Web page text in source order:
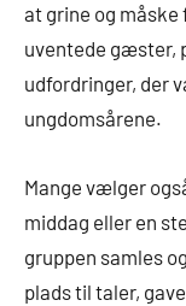
at grine og
uventede gæster,
udfordringer, der
ungdomsårene.
Mange vælger
middag eller en
gruppen samles
plads til taler,